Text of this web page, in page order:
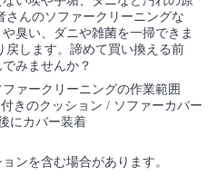
さんのソファークリーニングな
臭い、ダニや雑菌を一掃できま
戻します。諦めて買い換える前
みませんか？
ァークリーニングの作業範囲
きのクッション / ソファーカバー
にカバー装着
ンを含む場合があります。